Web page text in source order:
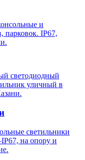
и
парковок. IP67,
светодиодный
уличный в
.
светильники
на опору и